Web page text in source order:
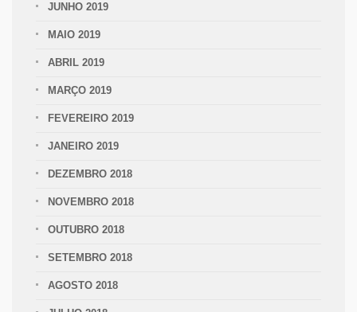
JUNHO 2019
MAIO 2019
ABRIL 2019
MARÇO 2019
FEVEREIRO 2019
JANEIRO 2019
DEZEMBRO 2018
NOVEMBRO 2018
OUTUBRO 2018
SETEMBRO 2018
AGOSTO 2018